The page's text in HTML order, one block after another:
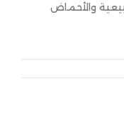
والأحماض